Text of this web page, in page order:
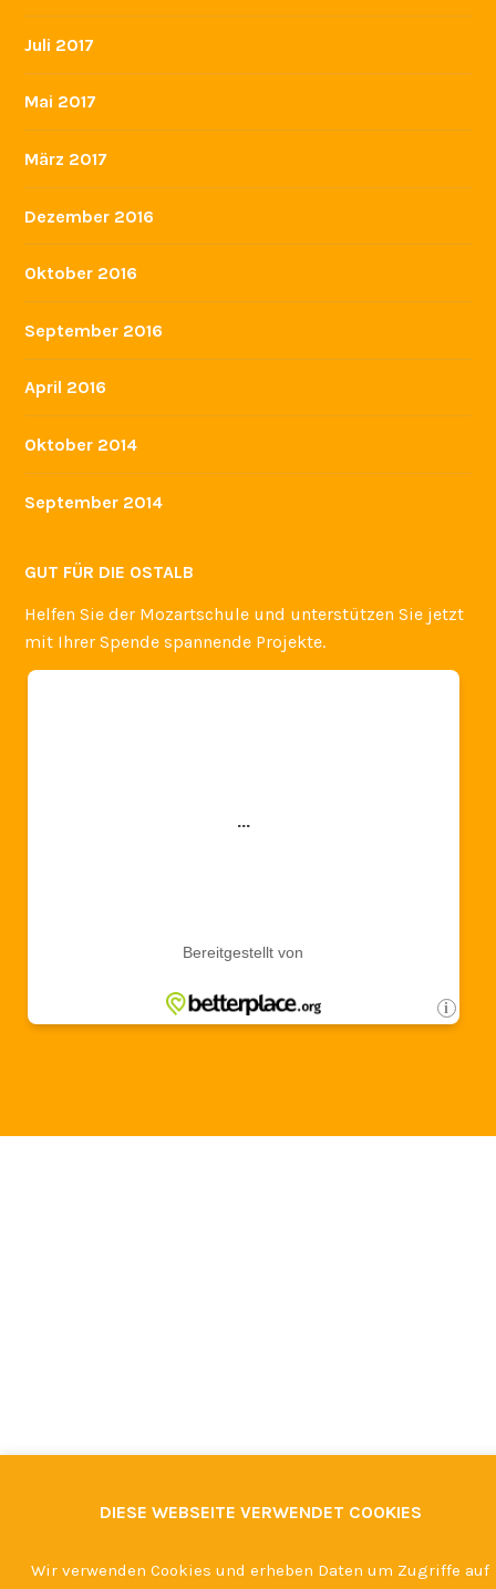
Juli 2017
Mai 2017
März 2017
Dezember 2016
Oktober 2016
September 2016
April 2016
Oktober 2014
September 2014
GUT FÜR DIE OSTALB
Helfen Sie der Mozartschule und unterstützen Sie jetzt
mit Ihrer Spende spannende Projekte.
DIESE WEBSEITE VERWENDET COOKIES
Wir verwenden Cookies und erheben Daten um Zugriffe auf